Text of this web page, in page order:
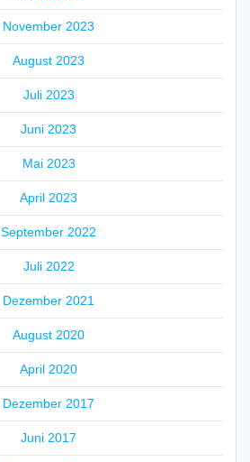
November 2023
August 2023
Juli 2023
Juni 2023
Mai 2023
April 2023
September 2022
Juli 2022
Dezember 2021
August 2020
April 2020
Dezember 2017
Juni 2017